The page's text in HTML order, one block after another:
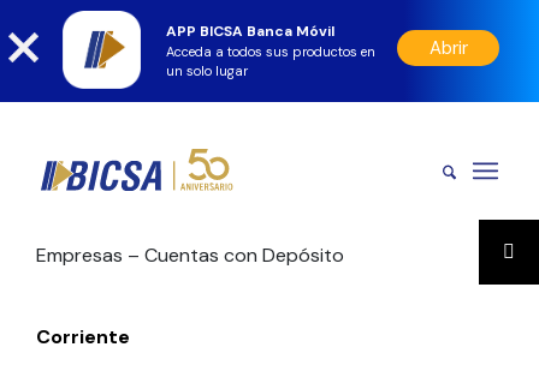
APP BICSA Banca Móvil
Acceda a todos sus productos en
un solo lugar
Abrir
Empresas – Cuentas con Depósito
Corriente